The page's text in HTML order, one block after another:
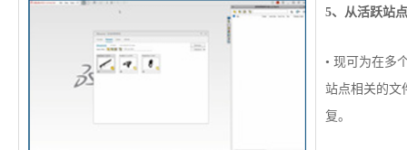
5、从活跃站
• 现可为在多
站点相关的文
复。